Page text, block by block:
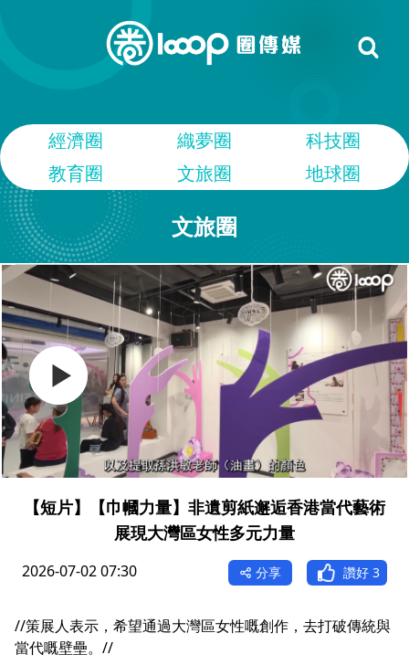
經濟圈 織夢圈
科技圈
教育圈
文旅圈 地球圈
文旅圈
【短片】【巾幗力量】非遺剪紙邂逅香港當代藝術
展現大灣區女性多元力量
2026-07-02 07:30 分享 讚好 3
//策展人表示，希望通過大灣區女性嘅創作，去打破傳統與
當代嘅壁壘。//